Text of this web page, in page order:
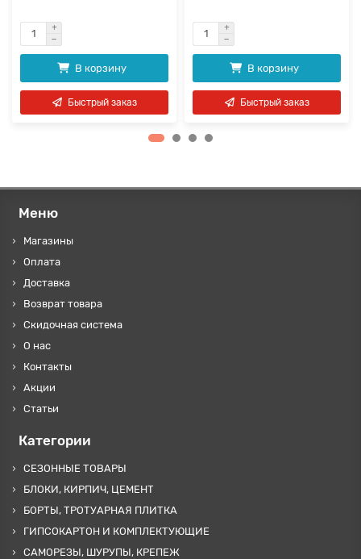
В корзину
Быстрый заказ
В корзину
Быстрый заказ
Меню
Магазины
Оплата
Доставка
Возврат товара
Скидочная система
О нас
Контакты
Акции
Статьи
Категории
СЕЗОННЫЕ ТОВАРЫ
БЛОКИ, КИРПИЧ, ЦЕМЕНТ
БОРТЫ, ТРОТУАРНАЯ ПЛИТКА
ГИПСОКАРТОН И КОМПЛЕКТУЮЩИЕ
САМОРЕЗЫ, ШУРУПЫ, КРЕПЕЖ